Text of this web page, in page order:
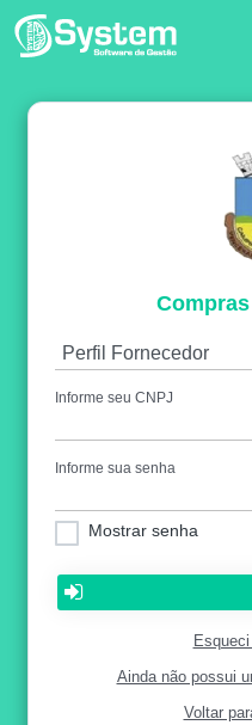
Perfil Fornecedor
Informe seu CNPJ
Informe sua senha
Mostrar senha
Ainda não possui
Voltar